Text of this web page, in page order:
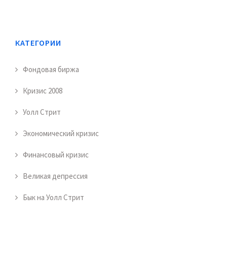
КАТЕГОРИИ
Фондовая биржа
Кризис 2008
Уолл Стрит
Экономический кризис
Финансовый кризис
Великая депрессия
Бык на Уолл Стрит